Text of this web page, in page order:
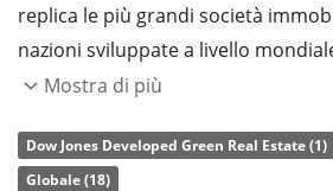
replica le più grandi società
nazioni sviluppate a livello
delle aziende si basa su criteri di
L’indice dispesa complessiva
0,18% annuo
Mostra di più
Dow Jones Developed Green Real Estate (1)
Globale (18)